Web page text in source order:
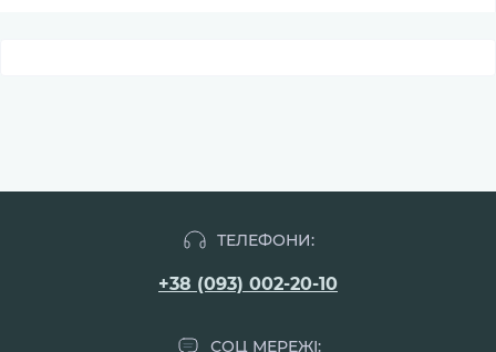
ТЕЛЕФОНИ:
+38 (093) 002-20-10
СОЦ МЕРЕЖІ: